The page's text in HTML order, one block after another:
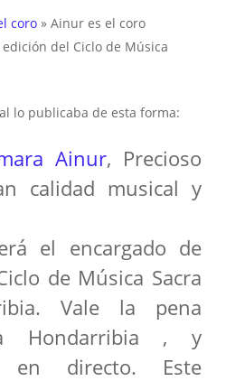
coro» Ainur es el coro
del Ciclo de Música
lo publicaba de esta forma:
Ainur, Precioso
calidad musical y
el encargado de
de Música Sacra
Vale la pena
Hondarribia , y
en directo. Este